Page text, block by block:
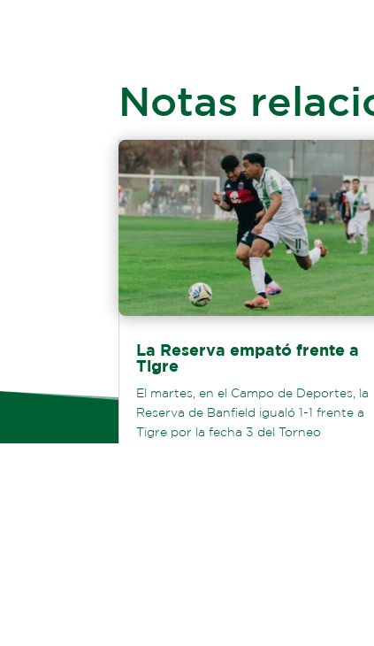
Notas
La Reserva empató frente a
Tigre
El martes, en el Campo de Deportes, la
Reserva de Banfield igualó 1-1 frente a
Tigre por la fecha 3 del Torneo